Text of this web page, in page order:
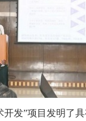
”项目发明了具